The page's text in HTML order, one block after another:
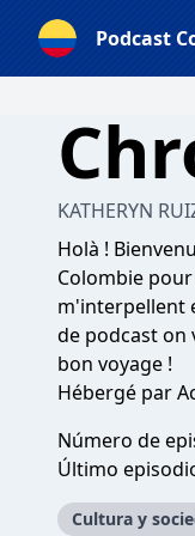
Podcast
KATHERYN
Holà !
Colombie
m'interpellent
de podcast on
bon voyage !
Hébergé par
Número de
Último
Cultura y